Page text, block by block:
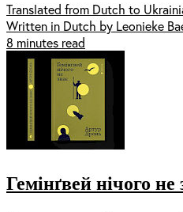
Translated from Dutch to
Written in Dutch by Leonieke
8 minutes read
Гемінґвей нічого не